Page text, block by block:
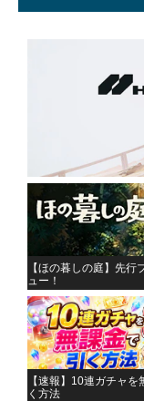
【ほの暮しの庭】先行
ュー！
【速報】10連ガチャを
く方法